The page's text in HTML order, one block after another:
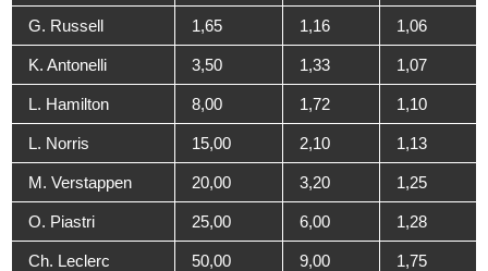
G. Russell 1,65 1,16 1,06
K. Antonelli 3,50 1,33 1,07
L. Hamilton 8,00 1,72 1,10
L. Norris 15,00 2,10 1,13
M. Verstappen 20,00 3,20 1,25
O. Piastri 25,00 6,00 1,28
Ch. Leclerc 50,00 9,00 1,75